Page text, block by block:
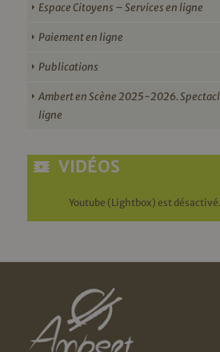
Espace Citoyens – Services en ligne
Paiement en ligne
Publications
Ambert en Scène 2025-2026.
ligne
VIDÉOS
Youtube (Lightbox) est désactivé.